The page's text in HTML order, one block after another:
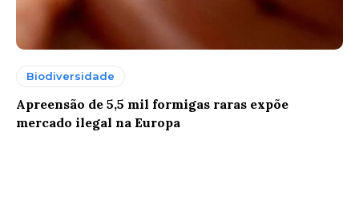
Biodiversidade
Apreensão de 5,5 mil formigas raras expõe
mercado ilegal na Europa